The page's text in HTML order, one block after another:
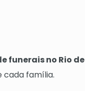
funerais no Rio de
cada família.